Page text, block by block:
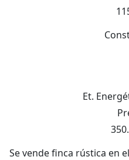
Et.
Se vende finca rústica en